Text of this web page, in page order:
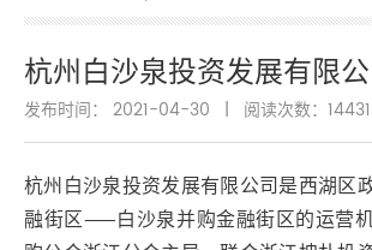
杭州白沙泉投资发展有限
发布时间： 2021-04-30 | 阅读次数： 14431
杭州白沙泉投资发展有限公司是西湖区
融街区——白沙泉并购金融街区的运营